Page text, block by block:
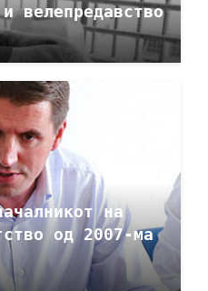
велепредавство
на
од 2007-ма